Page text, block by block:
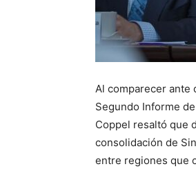
Al comparecer ante
Segundo Informe
Coppel resaltó que
consolidación de
entre regiones que